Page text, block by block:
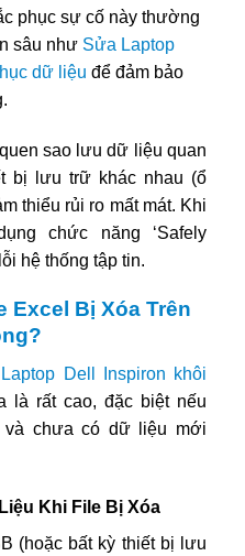
phục sự cố này thường
sâu như Sửa Laptop
dữ liệu để đảm bảo
sao lưu dữ liệu quan
bị lưu trữ khác nhau (ổ
thiểu rủi ro mất mát. Khi
chức năng ‘Safely
hệ thống tập tin.
Excel Bị Xóa Trên
Dell Inspiron khôi
là rất cao, đặc biệt nếu
và chưa có dữ liệu mới
Khi File Bị Xóa
(hoặc bất kỳ thiết bị lưu